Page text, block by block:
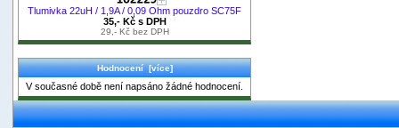
Tlumivka 22uH / 1,9A / 0,09 Ohm pouzdro SC75F
35,- Kč s DPH
29,- Kč bez DPH
Hodnocení [více]
V současné době není napsáno žádné hodnocení.